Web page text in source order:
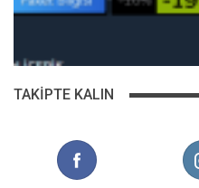
TAKIPTE KALIN